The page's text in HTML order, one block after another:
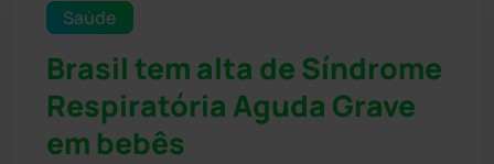
Saúde
Brasil tem alta de Síndrome
Respiratória Aguda Grave
em bebês